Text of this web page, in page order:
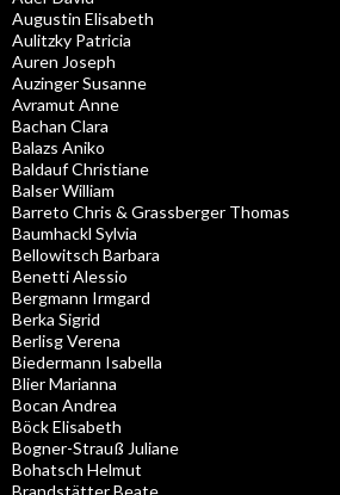
Augustin Elisabeth
Aulitzky Patricia
Auren Joseph
Auzinger Susanne
Avramut Anne
Bachan Clara
Balazs Aniko
Baldauf Christiane
Balser William
Barreto Chris & Grassberger Thomas
Baumhackl Sylvia
Bellowitsch Barbara
Benetti Alessio
Bergmann Irmgard
Berka Sigrid
Berlisg Verena
Biedermann Isabella
Blier Marianna
Bocan Andrea
Böck Elisabeth
Bogner-Strauß Juliane
Bohatsch Helmut